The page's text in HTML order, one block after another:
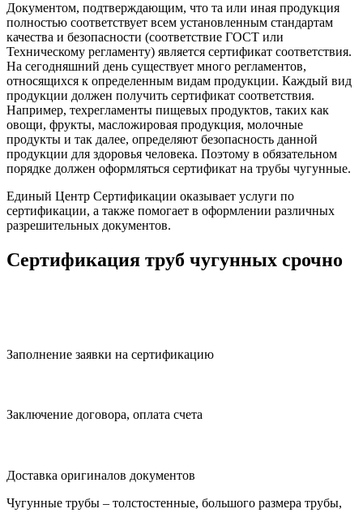
Документом, подтверждающим, что та или иная продукция
полностью соответствует всем установленным стандартам
качества и безопасности (соответствие ГОСТ или
Техническому регламенту) является сертификат соответствия.
На сегодняшний день существует много регламентов,
относящихся к определенным видам продукции. Каждый вид
продукции должен получить сертификат соответствия.
Например, техрегламенты пищевых продуктов, таких как
овощи, фрукты, масложировая продукция, молочные
продукты и так далее, определяют безопасность данной
продукции для здоровья человека. Поэтому в обязательном
порядке должен оформляться сертификат на трубы чугунные.
Единый Центр Сертификации оказывает услуги по
сертификации, а также помогает в оформлении различных
разрешительных документов.
Сертификация труб чугунных срочно
Заполнение заявки на сертификацию
Заключение договора, оплата счета
Доставка оригиналов документов
Чугунные трубы – толстостенные, большого размера трубы,